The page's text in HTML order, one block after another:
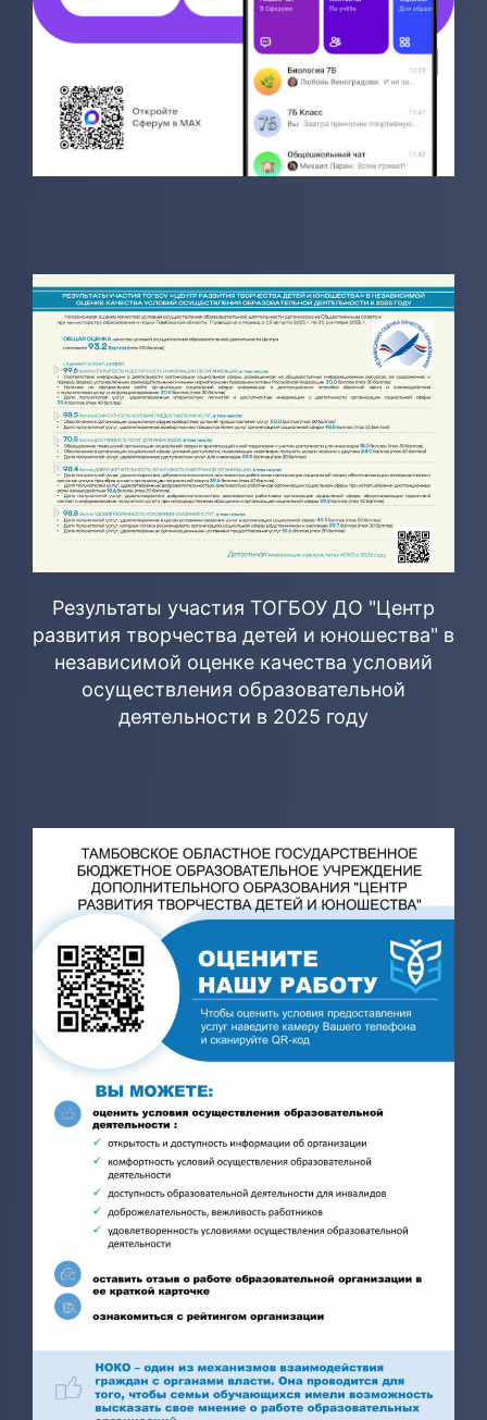
Результаты участия ТОГБОУ ДО "Центр
развития творчества детей и юношества" в
независимой оценке качества условий
осуществления образовательной
деятельности в 2025 году